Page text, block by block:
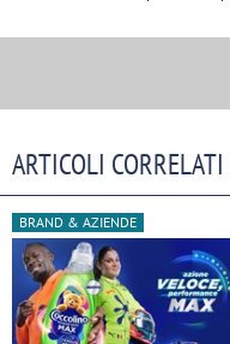
ARTICOLI CORRELATI
BRAND & AZIENDE